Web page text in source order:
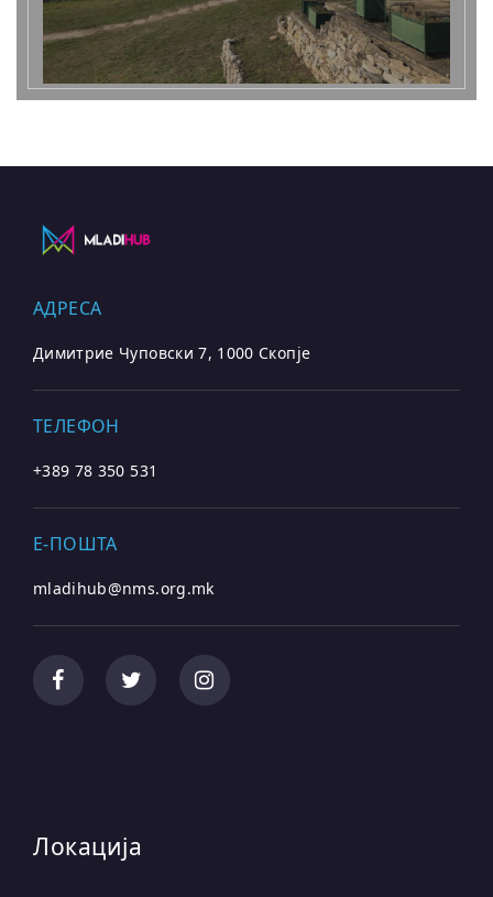
АДРЕСА
Димитрие Чуповски 7, 1000 Скопје
ТЕЛЕФОН
+389 78 350 531
E-ПОШТА
mladihub@nms.org.mk
Локација